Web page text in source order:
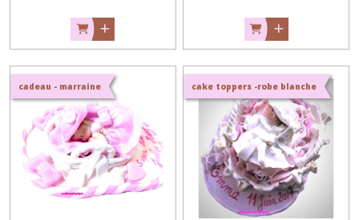
cadeau - marraine cake toppers -robe blanche